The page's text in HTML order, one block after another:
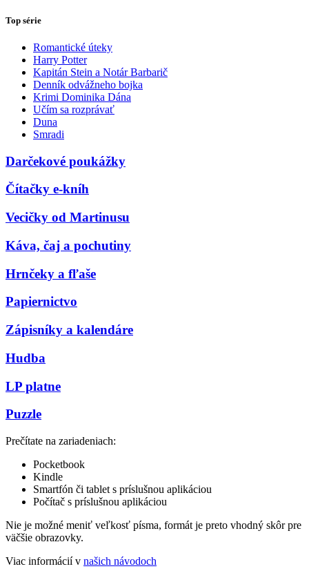
Top série
Romantické úteky
Harry Potter
Kapitán Stein a Notár Barbarič
Denník odvážneho bojka
Krimi Dominika Dána
Učím sa rozprávať
Duna
Smradi
Darčekové poukážky
Čítačky e-kníh
Vecičky od Martinusu
Káva, čaj a pochutiny
Hrnčeky a fľaše
Papiernictvo
Zápisníky a kalendáre
Hudba
LP platne
Puzzle
Prečítate na zariadeniach:
Pocketbook
Kindle
Smartfón či tablet s príslušnou aplikáciou
Počítač s príslušnou aplikáciou
Nie je možné meniť veľkosť písma, formát je preto vhodný skôr pre
väčšie obrazovky.
Viac informácií v našich návodoch